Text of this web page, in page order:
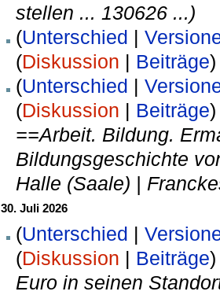
stellen ... 130626 ...)
(Unterschied |
(Diskussion | Beiträge)
(Unterschied |
(Diskussion | Beiträge)
==Arbeit. Bildung.
Bildungsgeschichte
Halle (Saale) |
30. Juli 2026
(Unterschied |
(Diskussion | Beiträge)
Euro in seinen